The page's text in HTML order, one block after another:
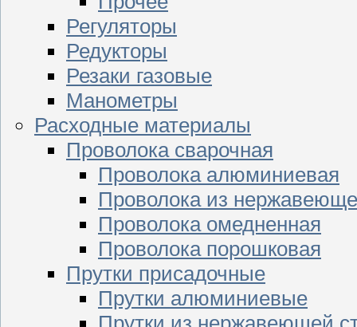
Регуляторы
Редукторы
Резаки газовые
Манометры
Расходные материалы
Проволока сварочная
Проволока алюминиевая
Проволока из
Проволока омедненная
Проволока порошковая
Прутки присадочные
Прутки алюминиевые